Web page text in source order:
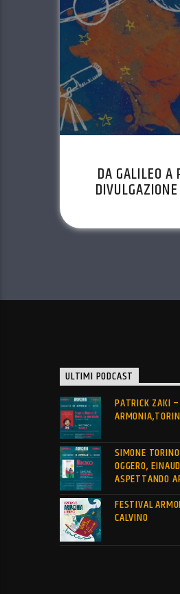
DA GALILEO A
ULTIMI PODCAST
PATRICK ZAKI
SIMONE
OGGERO,
ASPETTANDO
FESTIVAL
CALVINO